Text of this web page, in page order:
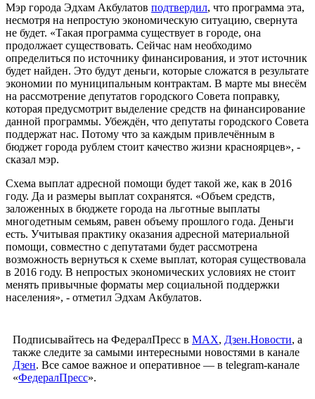
Мэр города Эдхам Акбулатов подтвердил, что программа эта,
несмотря на непростую экономическую ситуацию, свернута
не будет. «Такая программа существует в городе, она
продолжает существовать. Сейчас нам необходимо
определиться по источнику финансирования, и этот источник
будет найден. Это будут деньги, которые сложатся в результате
экономии по муниципальным контрактам. В марте мы внесём
на рассмотрение депутатов городского Совета поправку,
которая предусмотрит выделение средств на финансирование
данной программы. Убеждён, что депутаты городского Совета
поддержат нас. Потому что за каждым привлечённым в
бюджет города рублем стоит качество жизни красноярцев», -
сказал мэр.
Схема выплат адресной помощи будет такой же, как в 2016
году. Да и размеры выплат сохранятся. «Объем средств,
заложенных в бюджете города на льготные выплаты
многодетным семьям, равен объему прошлого года. Деньги
есть. Учитывая практику оказания адресной материальной
помощи, совместно с депутатами будет рассмотрена
возможность вернуться к схеме выплат, которая существовала
в 2016 году. В непростых экономических условиях не стоит
менять привычные форматы мер социальной поддержки
населения», - отметил Эдхам Акбулатов.
Подписывайтесь на ФедералПресс в МАХ, Дзен.Новости, а
также следите за самыми интересными новостями в канале
Дзен. Все самое важное и оперативное — в telegram-канале
«ФедералПресс».